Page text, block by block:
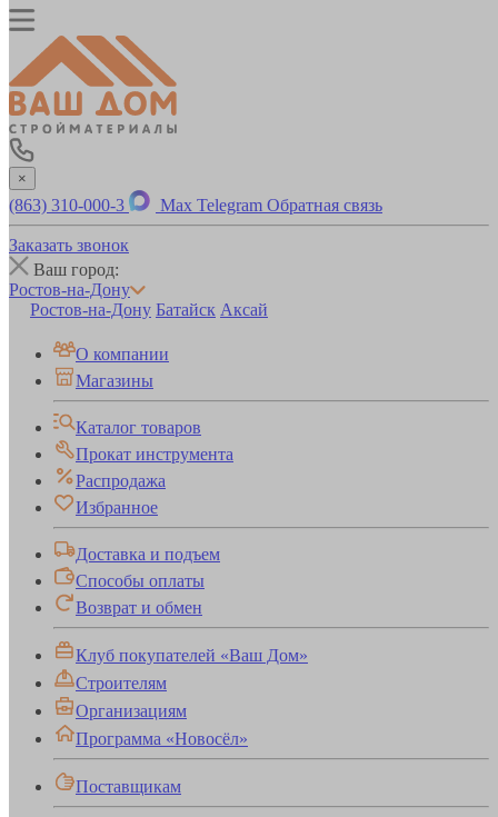
×
(863) 310-000-3 Max Telegram Обратная связь
Заказать звонок
Ваш город:
Ростов-на-Дону
Ростов-на-Дону Батайск Аксай
О компании
Магазины
Каталог товаров
Прокат инструмента
Распродажа
Избранное
Доставка и подъем
Способы оплаты
Возврат и обмен
Клуб покупателей «Ваш Дом»
Строителям
Организациям
Программа «Новосёл»
Поставщикам